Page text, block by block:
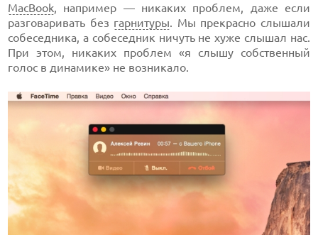
MacBook, например — никаких проблем, даже если
разговаривать без гарнитуры. Мы прекрасно слышали
собеседника, а собеседник ничуть не хуже слышал нас.
При этом, никаких проблем «я слышу собственный
голос в динамике» не возникало.